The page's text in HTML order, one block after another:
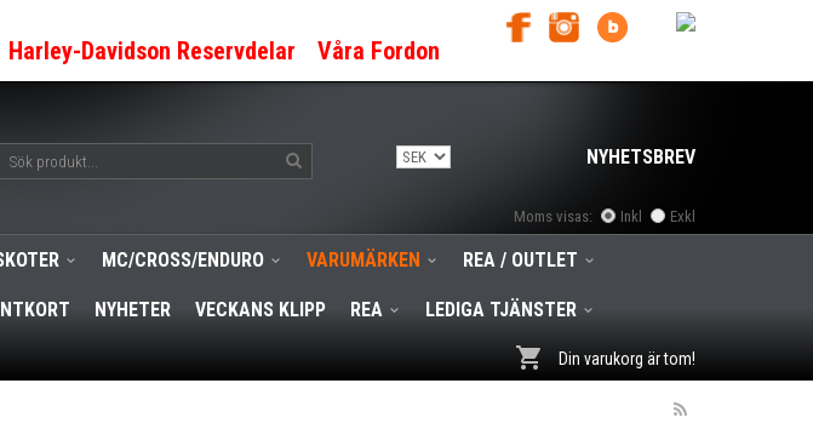
Harley-Davidson Reservdelar Våra Fordon
NYHETSBREV
Moms visas: Inkl Exkl
MC/CROSS/ENDURO VARUMÄRKEN REA / OUTLET
NYHETER VECKANS KLIPP REA LEDIGA TJÄNSTER
Din varukorg är tom!